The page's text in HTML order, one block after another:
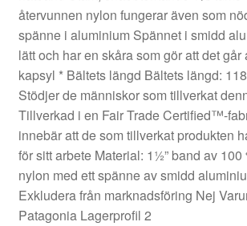
återvunnen nylon fungerar även som
spänne i aluminium Spännet i smidd
lätt och har en skåra som gör att det går
kapsyl * Bältets längd Bältets längd:
Stödjer de människor som tillverkat
Tillverkad i en Fair Trade Certified™-
innebär att de som tillverkat produkten
för sitt arbete Material: 1½” band av 100
nylon med ett spänne av smidd
Exkludera från marknadsföring Nej
Patagonia Lagerprofil 2